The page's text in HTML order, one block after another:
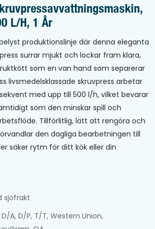
L/h, 1 År
produktionslinje där denna eleganta
surrar mjukt och lockar fram klara,
som en van hand som separerar
livsmedelsklassade skruvpress arbetar
med upp till 500 l/h, vilket bevarar
som den minskar spill och
Tillförlitlig, lätt att rengöra och
den dagliga bearbetningen till
säker rytm för ditt kök eller din
sjöfrakt
A, D/P, T/T, Western Union,